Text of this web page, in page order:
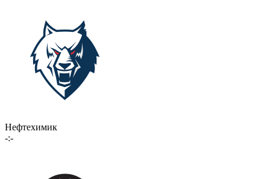
Нефтехимик
-:-